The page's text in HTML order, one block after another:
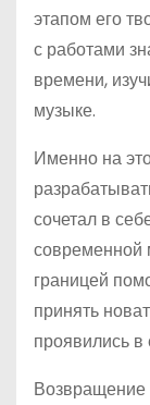
этапом его
с работами
времени,
музыке.
Именно на
сочетал в
современной
границей
принять
проявились в
Возвращение